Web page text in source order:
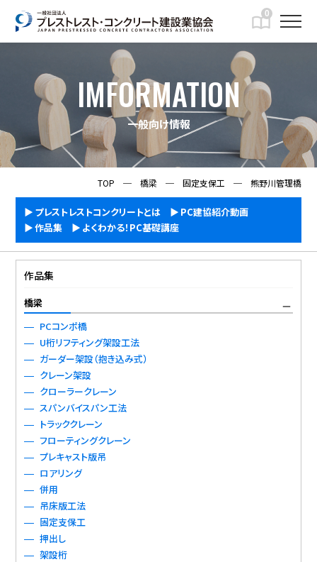
0
IMFORMATION
一般向け情報
TOP ─ 橋梁 ─ 固定支保工 ─ 熊野川管理橋
プレストレストコンクリートとは
PC建協紹介動画
作品集
よくわかる！PC基礎講座
作品集
橋梁
PCコンポ橋
U桁リフティング架設工法
ガーダー架設（抱き込み式）
クレーン架設
クローラークレーン
スパンバイスパン工法
トラッククレーン
フローティングクレーン
プレキャスト版吊
ロアリング
併用
吊床版工法
固定支保工
押出し
架設桁